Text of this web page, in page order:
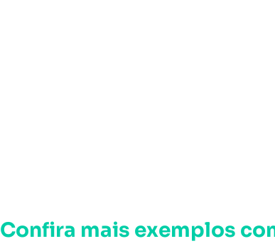
Confira mais exemplos